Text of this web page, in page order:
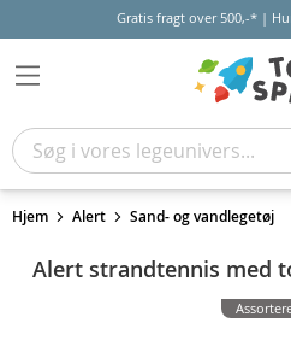
Gratis fragt over 500,-* |
Hjem Alert Sand- og vandlegetøj
Alert strandtennis med